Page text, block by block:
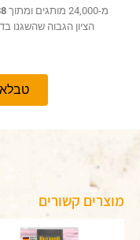
מ-24,000 מותגים ומתוך
438
הציון הגבוה שהשגנו
מוצרים קשורים